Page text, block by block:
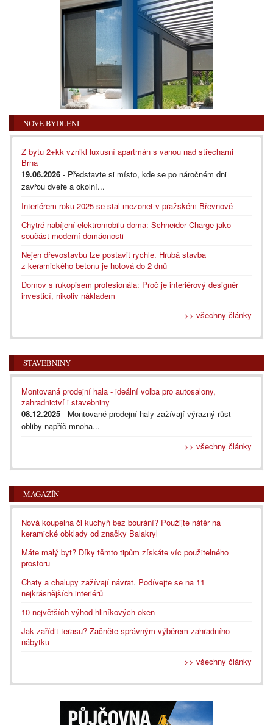
NOVÉ BYDLENÍ
Z bytu 2+kk vznikl luxusní apartmán s vanou nad střechami
Brna
19.06.2026 - Představte si místo, kde se po náročném dni
zavřou dveře a okolní...
Interiérem roku 2025 se stal mezonet v pražském Břevnově
Chytré nabíjení elektromobilu doma: Schneider Charge jako
součást moderní domácnosti
Nejen dřevostavbu lze postavit rychle. Hrubá stavba
z keramického betonu je hotová do 2 dnů
Domov s rukopisem profesionála: Proč je interiérový designér
investicí, nikoliv nákladem
>> všechny články
STAVEBNINY
Montovaná prodejní hala - ideální volba pro autosalony,
zahradnictví i stavebniny
08.12.2025 - Montované prodejní haly zažívají výrazný růst
obliby napříč mnoha...
>> všechny články
MAGAZÍN
Nová koupelna či kuchyň bez bourání? Použijte nátěr na
keramické obklady od značky Balakryl
Máte malý byt? Díky těmto tipům získáte víc použitelného
prostoru
Chaty a chalupy zažívají návrat. Podívejte se na 11
nejkrásnějších interiérů
10 největších výhod hliníkových oken
Jak zařídit terasu? Začněte správným výběrem zahradního
nábytku
>> všechny články